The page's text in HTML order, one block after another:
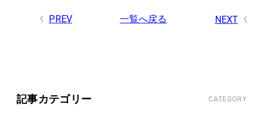
記事カテゴリー CATEGORY
PREV 一覧へ戻る NEXT